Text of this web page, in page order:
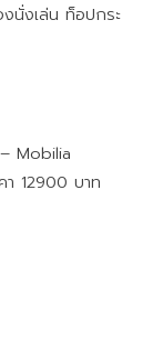
นั่งเล่น ท็อปกระ
Mobilia
12900 บาท